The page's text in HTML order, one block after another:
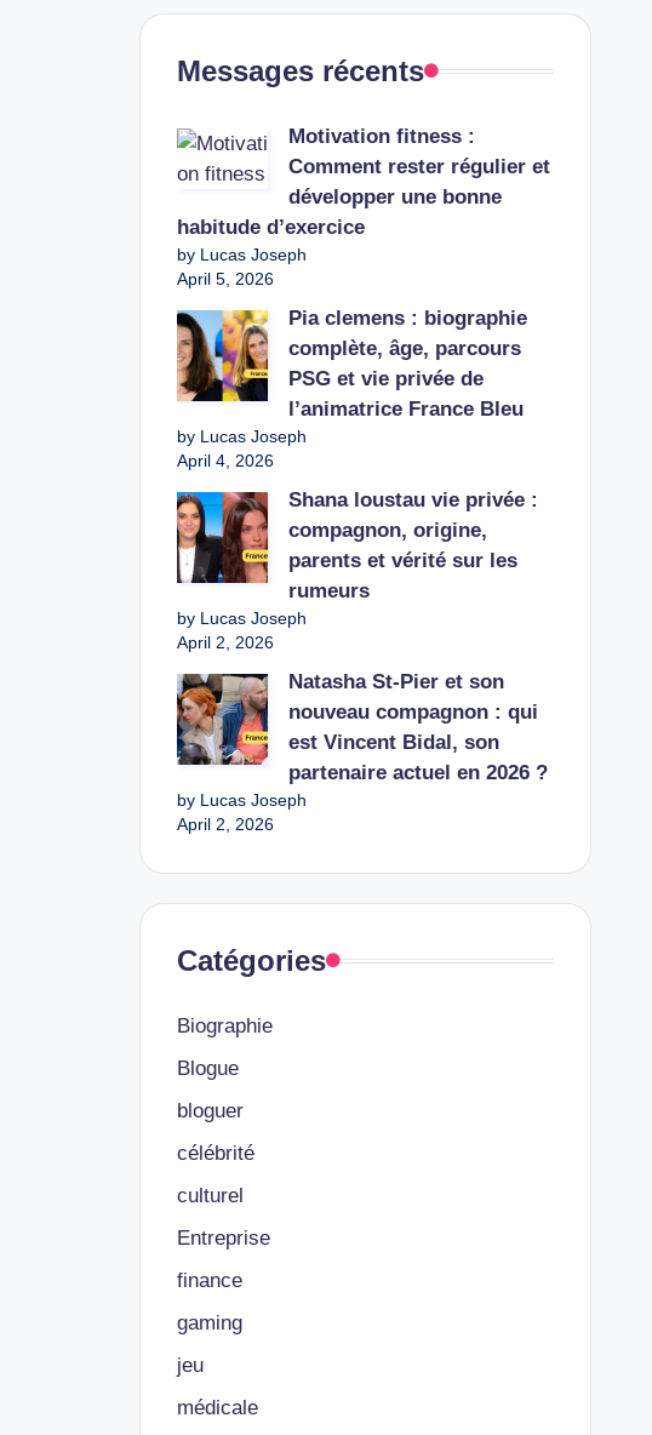
Messages récents
Motivation fitness :
Comment rester régulier et
développer une bonne
habitude d’exercice
by Lucas Joseph
April 5, 2026
Pia clemens : biographie
complète, âge, parcours
PSG et vie privée de
l’animatrice France Bleu
by Lucas Joseph
April 4, 2026
Shana loustau vie privée :
compagnon, origine,
parents et vérité sur les
rumeurs
by Lucas Joseph
April 2, 2026
Natasha St-Pier et son
nouveau compagnon : qui
est Vincent Bidal, son
partenaire actuel en 2026 ?
by Lucas Joseph
April 2, 2026
Catégories
Biographie
Blogue
bloguer
célébrité
culturel
Entreprise
finance
gaming
jeu
médicale